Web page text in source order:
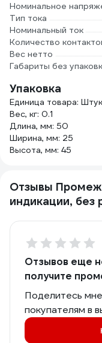
Номинальное
Тип тока
Номинальный ток
Количество
Вес нетто
Габариты без
Упаковка
Единица товара:
Вес, кг: 0.1
Длина, мм: 50
Ширина, мм: 25
Высота, мм: 45
Отзывы
индикации, без
Отзывов еще
получите
Поделитесь
покупателям в